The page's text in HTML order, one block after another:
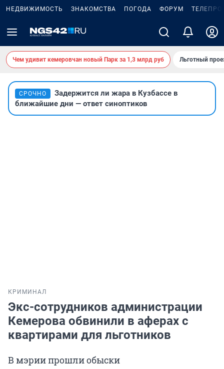
НЕДВИЖИМОСТЬ ЗНАКОМСТВА ПОГОДА ФОРУМ
Чем удивит кемеровчан новый Парк за 1,3 млрд руб Льготный
СРОЧНО
Задержится ли жара в Кузбассе в
ближайшие дни — ответ синоптиков
КРИМИНАЛ
Экс-сотрудников администрации
Кемерова обвинили в аферах с
квартирами для льготников
В мэрии прошли обыски